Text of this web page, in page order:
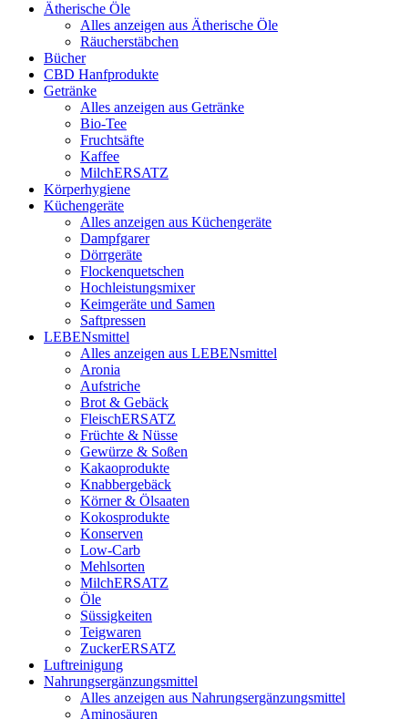
Ätherische Öle
Alles anzeigen aus Ätherische Öle
Räucherstäbchen
Bücher
CBD Hanfprodukte
Getränke
Alles anzeigen aus Getränke
Bio-Tee
Fruchtsäfte
Kaffee
MilchERSATZ
Körperhygiene
Küchengeräte
Alles anzeigen aus Küchengeräte
Dampfgarer
Dörrgeräte
Flockenquetschen
Hochleistungsmixer
Keimgeräte und Samen
Saftpressen
LEBENsmittel
Alles anzeigen aus LEBENsmittel
Aronia
Aufstriche
Brot & Gebäck
FleischERSATZ
Früchte & Nüsse
Gewürze & Soßen
Kakaoprodukte
Knabbergebäck
Körner & Ölsaaten
Kokosprodukte
Konserven
Low-Carb
Mehlsorten
MilchERSATZ
Öle
Süssigkeiten
Teigwaren
ZuckerERSATZ
Luftreinigung
Nahrungsergänzungsmittel
Alles anzeigen aus Nahrungsergänzungsmittel
Aminosäuren